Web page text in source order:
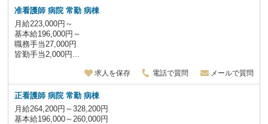
准看護師 病院 常勤 病棟
月給223,000円～
基本給196,000円～
職務手当27,000円
皆勤手当2,000円...
求人を保存 電話で質問 メールで質問
正看護師 病院 常勤 病棟
月給264,200円～328,200円
基本給196,000～260,000円